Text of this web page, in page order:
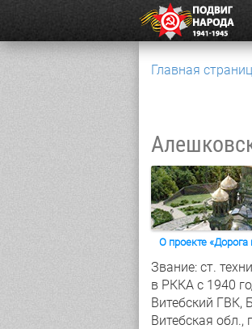
Главная
О проекте
Звание: ст.
в РККА с 1940
Витебский ГВК,
Витебская обл.,